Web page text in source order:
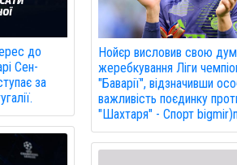
до
Сен-
за
Нойєр висловив свою
жеребкування Ліги
"Баварії", відзначивши
важливість поєдинку
"Шахтаря" - Спорт